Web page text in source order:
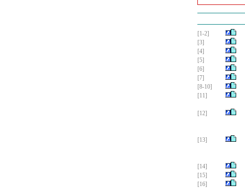
[1-2]
[3]
[4]
[5]
[6]
[7]
[8-10]
[11]
[12]
[13]
[14]
[15]
[16]